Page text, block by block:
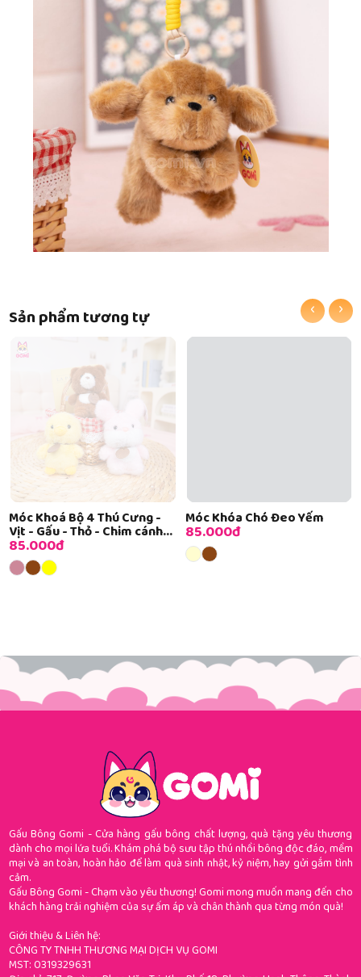
Sản phẩm tương tự
Móc Khoá Bộ 4 Thú Cưng -
Vịt - Gấu - Thỏ - Chim cánh
cụt
85.000đ
Móc Khóa Chó Đeo Yếm
85.000đ
‹ ›
Gấu Bông Gomi - Cửa hàng gấu bông chất lượng, quà tặng yêu thương
dành cho mọi lứa tuổi. Khám phá bộ sưu tập thú nhồi bông độc đáo, mềm
mại và an toàn, hoàn hảo để làm quà sinh nhật, kỷ niệm, hay gửi gắm tình
cảm.
Gấu Bông Gomi - Chạm vào yêu thương! Gomi mong muốn mang đến cho
khách hàng trải nghiệm của sự ấm áp và chân thành qua từng món quà!
Giới thiệu & Liên hệ:
CÔNG TY TNHH THƯƠNG MẠI DỊCH VỤ GOMI
MST: 0319329631